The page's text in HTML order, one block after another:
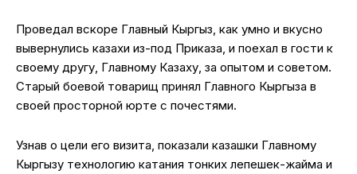
Проведал вскоре Главный Кыргыз, как умно и вкусно
вывернулись казахи из-под Приказа, и поехал в гости к
своему другу, Главному Казаху, за опытом и советом.
Старый боевой товарищ принял Главного Кыргыза в
своей просторной юрте с почестями.
Узнав о цели его визита, показали казашки Главному
Кыргызу технологию катания тонких лепешек-жайма и